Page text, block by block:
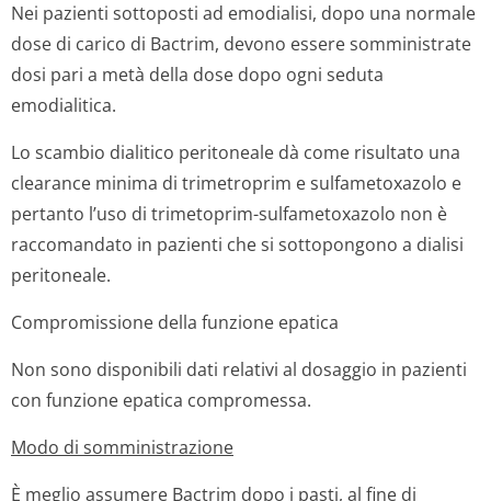
Nei pazienti sottoposti ad emodialisi, dopo una normale
dose di carico di Bactrim, devono essere somministrate
dosi pari a metà della dose dopo ogni seduta
emodialitica.
Lo scambio dialitico peritoneale dà come risultato una
clearance minima di trimetroprim e sulfametoxazolo e
pertanto l’uso di trimetoprim-sulfametoxazolo non è
raccomandato in pazienti che si sottopongono a dialisi
peritoneale.
Compromissione della funzione epatica
Non sono disponibili dati relativi al dosaggio in pazienti
con funzione epatica compromessa.
Modo di somministrazione
È meglio assumere Bactrim dopo i pasti, al fine di